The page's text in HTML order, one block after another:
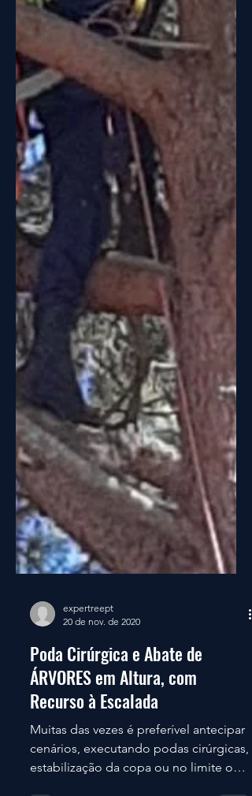
expertreept
20 de nov. de 2020
Poda Cirúrgica e Abate de
ÁRVORES em Altura, com
Recurso à Escalada